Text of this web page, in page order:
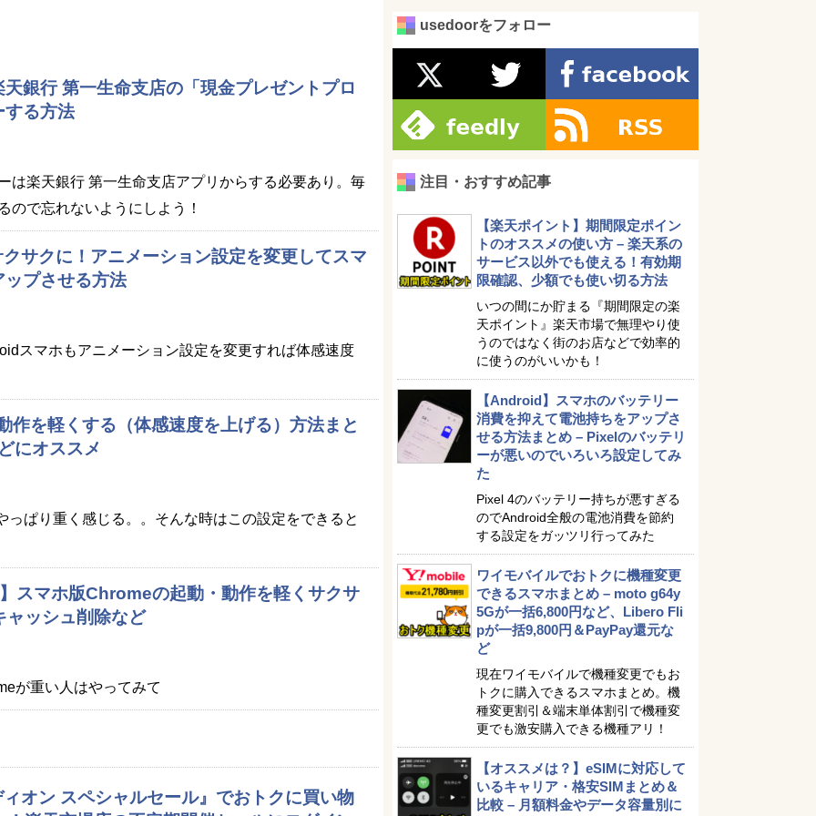
銀行 第一生命支店の「現金プレゼントプロ
する方法
は楽天銀行 第一生命支店アプリからする必要あり。毎
ので忘れないようにしよう！
サクに！アニメーション設定を変更してスマ
プさせる方法
スマホもアニメーション設定を変更すれば体感速度
を軽くする（体感速度を上げる）方法まと
にオススメ
っぱり重く感じる。。そんな時はこの設定をできると
スマホ版Chromeの起動・動作を軽くサクサ
ャッシュ削除など
が重い人はやってみて
オン スペシャルセール』でおトクに買い物
usedoorをフォロー
注目・おすすめ記事
【楽天ポイント】期間限定ポイン
トのオススメの使い方 – 楽天系の
サービス以外でも使える！有効期
限確認、少額でも使い切る方法
いつの間にか貯まる『期間限定の楽
天ポイント』楽天市場で無理やり使
うのではなく街のお店などで効率的
に使うのがいいかも！
【Android】スマホのバッテリー
消費を抑えて電池持ちをアップさ
せる方法まとめ – Pixelのバッテリ
ーが悪いのでいろいろ設定してみ
た
Pixel 4のバッテリー持ちが悪すぎる
のでAndroid全般の電池消費を節約
する設定をガッツリ行ってみた
ワイモバイルでおトクに機種変更
できるスマホまとめ – moto g64y
5Gが一括6,800円など、Libero Fli
pが一括9,800円＆PayPay還元な
ど
現在ワイモバイルで機種変更でもお
トクに購入できるスマホまとめ。機
種変更割引＆端末単体割引で機種変
更でも激安購入できる機種アリ！
【オススメは？】eSIMに対応して
いるキャリア・格安SIMまとめ＆
比較 – 月額料金やデータ容量別に